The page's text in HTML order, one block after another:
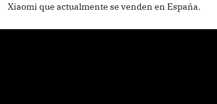
Xiaomi que actualmente se venden en España.